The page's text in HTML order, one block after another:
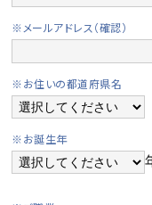
※メールアドレス（確認）
※お住いの都道府県名
※お誕生年